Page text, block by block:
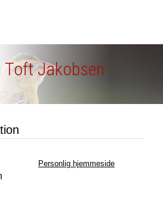
Toft Jakobsen
Personlig hjemmeside